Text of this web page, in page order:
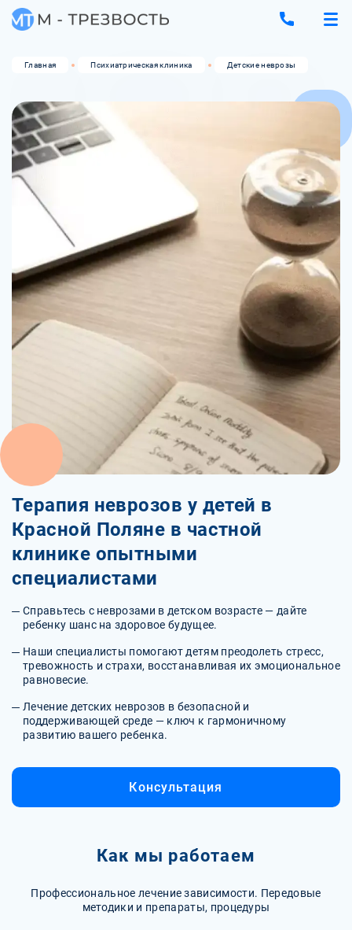
Главная Психиатрическая клиника Детские неврозы
Терапия неврозов у детей в
Красной Поляне в частной
клинике опытными
специалистами
Справьтесь с неврозами в детском возрасте — дайте
ребенку шанс на здоровое будущее.
Наши специалисты помогают детям преодолеть стресс,
тревожность и страхи, восстанавливая их эмоциональное
равновесие.
Лечение детских неврозов в безопасной и
поддерживающей среде — ключ к гармоничному
развитию вашего ребенка.
Консультация
Как мы работаем
Профессиональное лечение зависимости. Передовые
методики и препараты, процедуры